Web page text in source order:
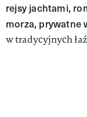
rejsy jachtami,
morza, prywatne
w tradycyjnych